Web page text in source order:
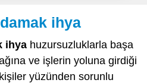
ihya
ihya huzursuzluklarla başa
ve işlerin yoluna girdiği
yüzünden sorunlu